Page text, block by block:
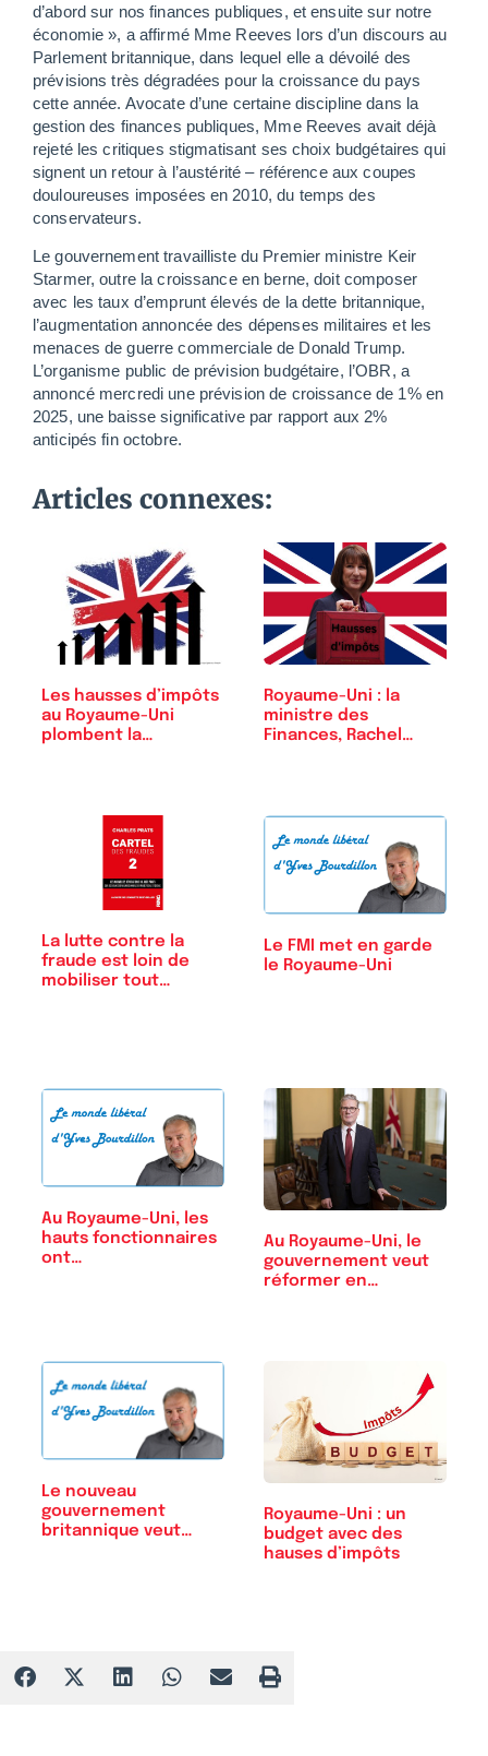
d’abord sur nos finances publiques, et ensuite sur notre
économie », a affirmé Mme Reeves lors d’un discours au
Parlement britannique, dans lequel elle a dévoilé des
prévisions très dégradées pour la croissance du pays
cette année. Avocate d’une certaine discipline dans la
gestion des finances publiques, Mme Reeves avait déjà
rejeté les critiques stigmatisant ses choix budgétaires qui
signent un retour à l’austérité – référence aux coupes
douloureuses imposées en 2010, du temps des
conservateurs.
Le gouvernement travailliste du Premier ministre Keir
Starmer, outre la croissance en berne, doit composer
avec les taux d’emprunt élevés de la dette britannique,
l’augmentation annoncée des dépenses militaires et les
menaces de guerre commerciale de Donald Trump.
L’organisme public de prévision budgétaire, l’OBR, a
annoncé mercredi une prévision de croissance de 1% en
2025, une baisse significative par rapport aux 2%
anticipés fin octobre.
Articles connexes:
Les hausses d’impôts
au Royaume-Uni
plombent la…
Royaume-Uni : la
ministre des
Finances, Rachel…
La lutte contre la
fraude est loin de
mobiliser tout…
Le FMI met en garde
le Royaume-Uni
Au Royaume-Uni, les
hauts fonctionnaires
ont…
Au Royaume-Uni, le
gouvernement veut
réformer en…
Le nouveau
gouvernement
britannique veut
Royaume-Uni : un
budget avec des
hauses d’impôts